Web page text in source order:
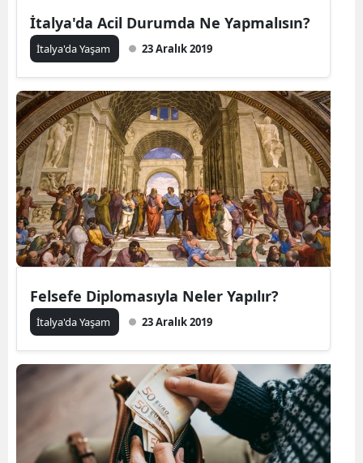
İtalya'da Acil Durumda Ne Yapmalısın?
İtalya'da Yaşam 23 Aralık 2019
Felsefe Diplomasıyla Neler Yapılır?
İtalya'da Yaşam 23 Aralık 2019